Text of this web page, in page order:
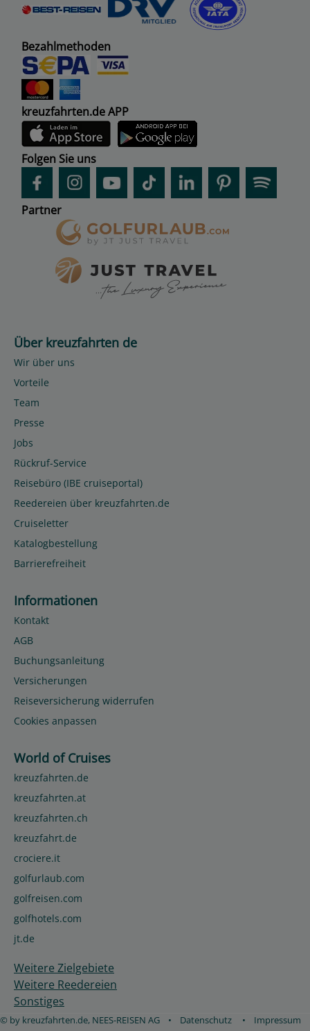
Bezahlmethoden
kreuzfahrten.de APP
Folgen Sie uns
Partner
Über kreuzfahrten de
Wir über uns
Vorteile
Team
Presse
Jobs
Rückruf-Service
Reisebüro (IBE cruiseportal)
Reedereien über kreuzfahrten.de
Cruiseletter
Katalogbestellung
Barrierefreiheit
Informationen
Kontakt
AGB
Buchungsanleitung
Versicherungen
Reiseversicherung widerrufen
Cookies anpassen
World of Cruises
kreuzfahrten.de
kreuzfahrten.at
kreuzfahrten.ch
kreuzfahrt.de
crociere.it
golfurlaub.com
golfreisen.com
golfhotels.com
jt.de
Weitere Zielgebiete
Weitere Reedereien
Sonstiges
© by kreuzfahrten.de, NEES-REISEN AG • Datenschutz • Impressum